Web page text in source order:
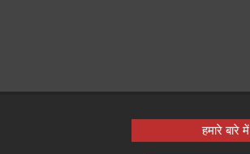
हमारे बारे में